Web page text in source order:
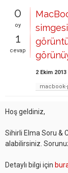
0
oy
1
cevap
2 Ekim 2013
macbook-
Hoş geldiniz,
Sihirli Elma Soru &
alabilirsiniz.
Detaylı bilgi için